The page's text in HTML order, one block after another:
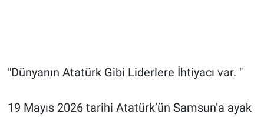
"Dünyanın Atatürk Gibi Liderlere İhtiyacı var. "
19 Mayıs 2026 tarihi Atatürk’ün Samsun’a ayak